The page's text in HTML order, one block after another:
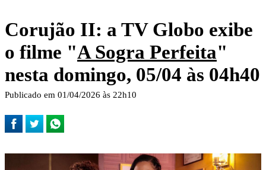
Corujão II: a TV Globo exibe
o filme "A Sogra Perfeita"
nesta domingo, 05/04 às 04h40
Publicado em 01/04/2026 às 22h10